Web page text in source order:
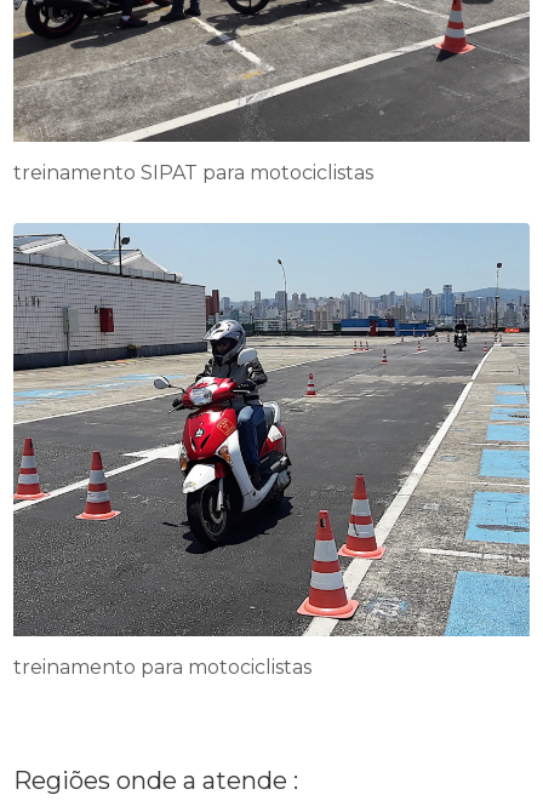
treinamento SIPAT para motociclistas
treinamento para motociclistas
Regiões onde a atende :